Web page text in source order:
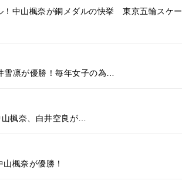
！中山楓奈が銅メダルの快挙 東京五輪スケー
凛が優勝！毎年女子の為…
楓奈、白井空良が…
楓奈が優勝！